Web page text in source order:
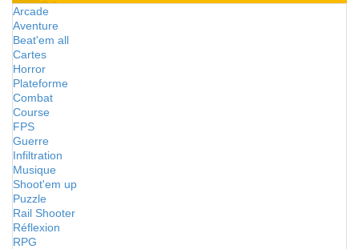
Arcade
Aventure
Beat'em all
Cartes
Horror
Plateforme
Combat
Course
FPS
Guerre
Infiltration
Musique
Shoot'em up
Puzzle
Rail Shooter
Réflexion
RPG